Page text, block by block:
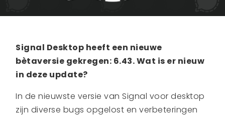
Signal Desktop heeft een nieuwe
bètaversie gekregen: 6.43. Wat is er nieuw
in deze update?
In de nieuwste versie van Signal voor desktop
zijn diverse bugs opgelost en verbeteringen